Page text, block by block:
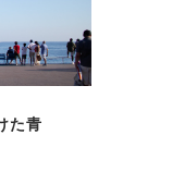
た青